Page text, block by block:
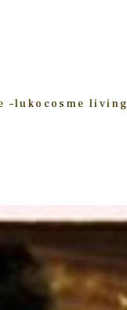
–luko cosme living